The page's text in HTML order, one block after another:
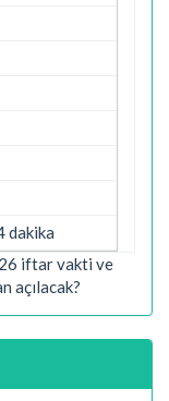
dakika
iftar vakti ve
açılacak?